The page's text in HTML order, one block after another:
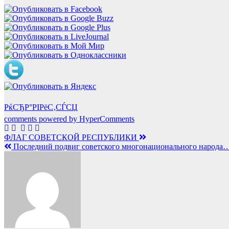
РќСЂР°РІРёС‚СЃСЏ
comments powered by HyperComments
Навигация
по
ФЛАГ СОВЕТСКОЙ РЕСПУБЛИКИ
Последний подвиг советского многонационального